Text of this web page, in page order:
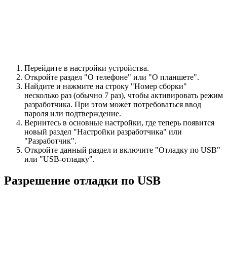
Перейдите в настройки устройства.
Откройте раздел "О телефоне" или "О планшете".
Найдите и нажмите на строку "Номер сборки"
несколько раз (обычно 7 раз), чтобы активировать режим
разработчика. При этом может потребоваться ввод
пароля или подтверждение.
Вернитесь в основные настройки, где теперь появится
новый раздел "Настройки разработчика" или
"Разработчик".
Откройте данный раздел и включите "Отладку по USB"
или "USB-отладку".
Разрешение отладки по USB